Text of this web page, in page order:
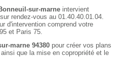
sur-marne intervient
rendez-vous au 01.40.40.01.04.
d'intervention comprend votre
et Paris 75.
marne 94380 pour créer vos plans
que la mise en copropriété et le